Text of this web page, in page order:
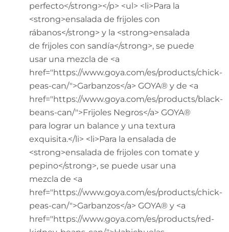
perfecto</strong></p> <ul> <li>Para la
<strong>ensalada de frijoles con
rábanos</strong> y la <strong>ensalada
de frijoles con sandía</strong>, se puede
usar una mezcla de <a
href="https://www.goya.com/es/products/chick-
peas-can/">Garbanzos</a> GOYA® y de <a
href="https://www.goya.com/es/products/black-
beans-can/">Frijoles Negros</a> GOYA®
para lograr un balance y una textura
exquisita.</li> <li>Para la ensalada de
<strong>ensalada de frijoles con tomate y
pepino</strong>, se puede usar una
mezcla de <a
href="https://www.goya.com/es/products/chick-
peas-can/">Garbanzos</a> GOYA® y <a
href="https://www.goya.com/es/products/red-